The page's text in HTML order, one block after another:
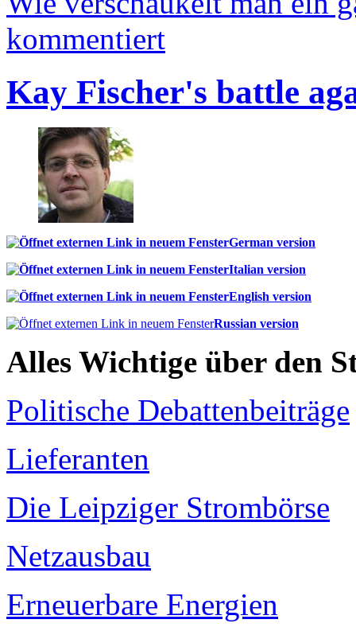
kommentiert
Kay Fischer's battle
German version
Italian version
English version
Russian version
Alles Wichtige über den
Politische Debattenbeiträge
Lieferanten
Die Leipziger Strombörse
Netzausbau
Erneuerbare Energien